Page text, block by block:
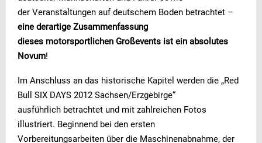
der Veranstaltungen auf deutschem Boden betrachtet –
eine derartige Zusammenfassung
dieses motorsportlichen Großevents ist ein absolutes
Novum!
Im Anschluss an das historische Kapitel werden die „Red
Bull SIX DAYS 2012 Sachsen/Erzgebirge“
ausführlich betrachtet und mit zahlreichen Fotos
illustriert. Beginnend bei den ersten
Vorbereitungsarbeiten über die Maschinenabnahme, der